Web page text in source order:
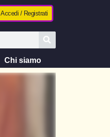
Accedi / Registrati
Chi siamo